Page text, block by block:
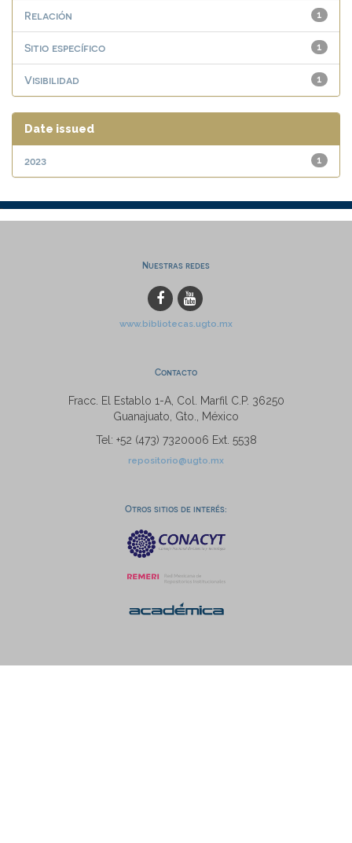
1
Relación
1
Sitio específico
1
Visibilidad
Date issued
1
2023
Nuestras redes
www.bibliotecas.ugto.mx
Contacto
Fracc. El Establo 1-A, Col. Marfil C.P. 36250
Guanajuato, Gto., México
Tel: +52 (473) 7320006 Ext. 5538
repositorio@ugto.mx
Otros sitios de interés: